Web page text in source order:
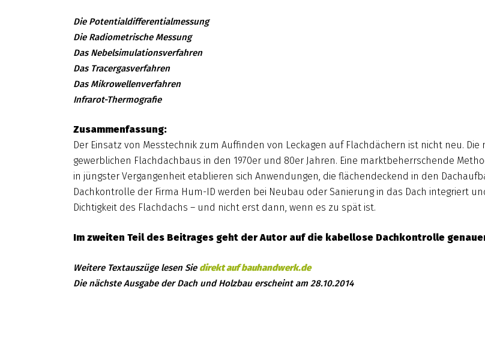
Die Potentialdifferentialmessung
Die Radiometrische Messung
Das Nebelsimulationsverfahren
Das Tracergasverfahren
Das Mikrowellenverfahren
Infrarot-Thermografie
Zusammenfassung:
Der Einsatz von Messtechnik zum Auffinden von Leckagen auf Flachdächern ist nicht neu.
gewerblichen Flachdachbaus in den 1970er und 80er Jahren. Eine marktbeherrschende
in jüngster Vergangenheit etablieren sich Anwendungen, die flächendeckend in den
Dachkontrolle der Firma Hum-ID werden bei Neubau oder Sanierung in das Dach integriert
Dichtigkeit des Flachdachs – und nicht erst dann, wenn es zu spät ist.
Im zweiten Teil des Beitrages geht der Autor auf die kabellose Dachkontrolle
Weitere Textauszüge lesen Sie direkt auf bauhandwerk.de
Die nächste Ausgabe der Dach und Holzbau erscheint am 28.10.2014